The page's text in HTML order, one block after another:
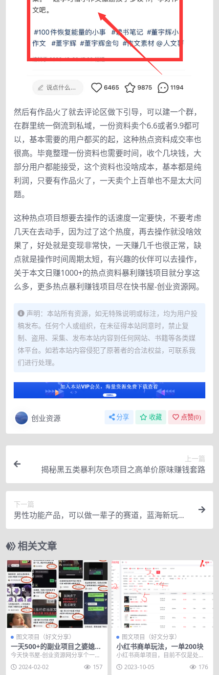
然后有作品火了就去评论区做下引导，可以建一个群，
在群里统一倒流到私域，一份资料卖个6.6或者9.9都可
以，基本需要的用户都买的起，这种热点资料成交率也
很高。毕竟整理一份资料也需要时间，收个几块钱，大
部分用户都能接受，这个资料也没啥成本，基本都是纯
利润，只要有作品火了，一天卖个上百单也不是太大问
题。
这种热点项目想要去操作的话速度一定要快，不要考虑
几天在去动手，因为过了这个热度，再去操作就没啥效
果了，好处就是变现非常快，一天赚几千也很正常，缺
点就是操作时间周期太短，有兴趣的伙伴可以去操作，
关于本文日赚1000+的热点资料暴利赚钱项目就分享这
么多，更多热点暴利赚钱项目尽在快书屋-创业资源网。
声明：本站所有资源，如无特殊说明或标注，均为用户投
稿发布。任何个人或组织，在未征得本站同意时，禁止复
制、盗用、采集、发布本站内容到任何网站、书籍等各类媒
体平台。如若本站内容侵犯了原著者的合法权益，可联系我
们进行处理。
创业资源 分享 收藏 点赞(0)
上一篇
揭秘黑五类暴利灰色项目之高单价原味赚钱套路
下一篇
男性功能产品，可以做一辈子的赛道，蓝海新玩
法，一单利润200+
相关文章
图文项目（好文分享）
一天500+的副业项目之婆媳聊
天对话赛道
今天快书屋-创业资源网分享个一天
500+的副业项目之婆媳聊天对话赛
道，情感类的主...
2024-02-02 157
图文项目（好文分享）
小红书商单玩法，一单200块
小红书商单项目，目前不仅是处于
风口红利期，变现快，是一个可长
期，可持续放大操作的...
2023-10-05 176